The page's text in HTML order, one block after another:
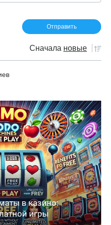
Сначала новые
в казино:
игры